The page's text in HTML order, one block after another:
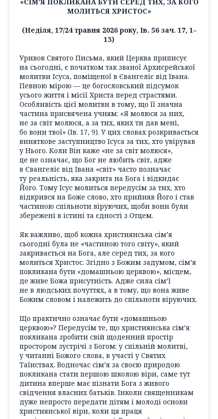
МОЛИТЬСЯ ХРИСТОС»
(Неділя, 17/24 травня 2026 року, Ів. 56 зач. 17, 1–
13)
Уривок Святого Письма, який Церква приписує
на сьогодні, є початком так званої Архиєрейської
молитви Ісуса, поміщеної в Євангеліє від Івана.
Певною мірою — це богословський підсумок
усього життя і місії Христа перед страстями.
Особливість цієї молитви в тому, що її значна
частина присвячена учням: «Я молюся за них,
не за світ молюся, а за тих, яких ти дав мені,
бо вони твої» (Ів. 17, 9). У цих словах розкривається
виняткове заступництво Ісуса за тих, хто увірував
у Нього. Коли Він каже «не за світ молюся»,
це не означає, що Бог не любить світ, адже
в Євангеліє від Івана «світ» часто позначає
ту реальність, яка закрита на Бога і відкидає
Його. Тому Ісус молиться передусім за тих, хто
відкрився на Боже слово, хто прийняв Його і став
частиною спільноти віруючих, щоби вони були
збережені в істині та єдності з Отцем.
Як важливо, щоб кожна християнська сім’я
сьогодні була не «частиною того світу», який
закривається на Бога, але серед тих, за кого
молиться Христос. Згідно з Божим задумом, сім’я
покликана бути «домашньою церквою», місцем,
де живе Божа присутність. Адже сила сім’ї
не в людських почуттях, а в тому, що вона живе
Божим словом і належить до спільноти віруючих.
Що практично означає бути «домашньою
церквою»? Передусім те, що християнська сім’я
покликана зробити свій щоденний простір
простором зустрічі з Богом: у спільній молитві,
у читанні Божого слова, в участі у Святих
Таїнствах. Водночас сім’я за своєю природою
покликана стати першою школою віри, саме тут
дитина вперше має пізнати Бога з живого
свідчення власних батьків. Інколи священникам
дуже непросто передати дітям і молоді основи
християнської віри, коли ця праця